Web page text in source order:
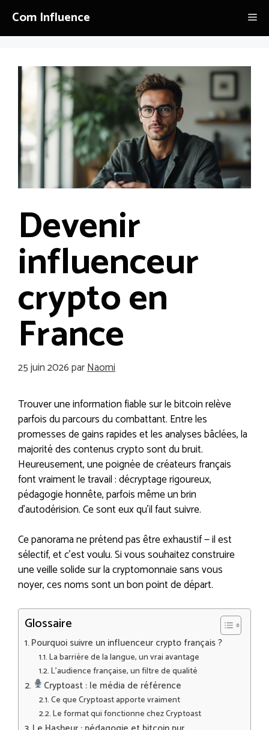
contenu
Com Influence
Devenir
influenceur
crypto en
France
25 juin 2026parNaomi
Trouver une information fiable sur le bitcoin relève
parfois du parcours du combattant. Entre les
promesses de gains rapides et les analyses bâclées, la
majorité des contenus crypto sont du bruit.
Heureusement, une poignée de créateurs français
font vraiment le travail : décryptage rigoureux,
pédagogie honnête, parfois même un brin
d’autodérision. Ce sont eux qu’il faut suivre.
Ce panorama ne prétend pas être exhaustif — il est
sélectif, et c’est voulu. Si vous souhaitez construire
une veille solide sur la cryptomonnaie sans vous
noyer, ces noms sont un bon point de départ.
Glossaire
Pourquoi suivre un influenceur crypto français ?
La barrière de la langue, un vrai avantage
L’audience française, un filtre de qualité
Cryptoast : le média de référence
Ce que Cryptoast apporte vraiment
Le format qui fonctionne chez Cryptoast